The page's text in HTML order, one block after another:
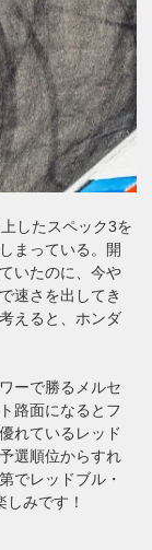
したスペック3を
まっている。開
いたのに、今や
速さを出してき
えると、ホンダ
ーで勝るメルセ
路面になるとフ
れているレッド
選順位からすれ
でレッドブル・
みです！